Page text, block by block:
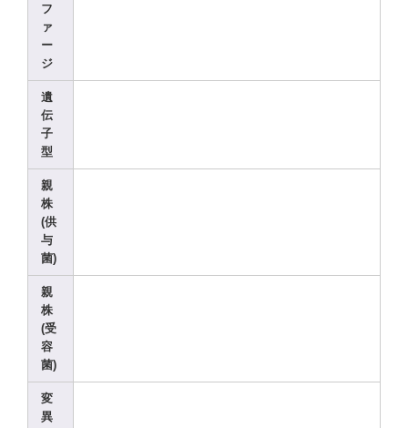
フ
ァ
ー
ジ
遺
伝
子
型
親
株
(供
与
菌)
親
株
(受
容
菌)
変
異